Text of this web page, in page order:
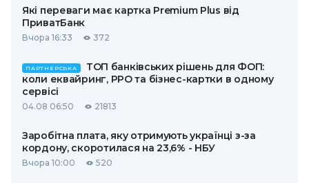
Які переваги має картка Premium Plus від
ПриватБанк
Вчора 16:33 372
ПАРТНЕРСЬКА
ТОП банківських рішень для ФОП:
коли еквайринг, РРО та бізнес-картки в одному
сервісі
04.08 06:50 21813
Заробітна плата, яку отримують українці з-за
кордону, скоротилася на 23,6% - НБУ
Вчора 10:00 520